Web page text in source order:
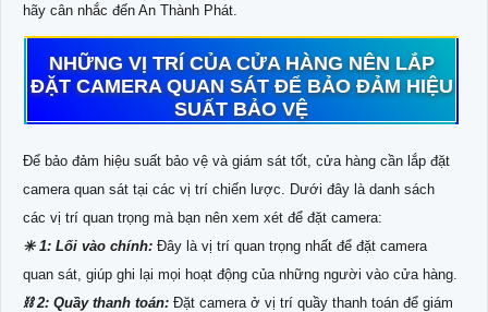
hãy cân nhắc đến An Thành Phát.
NHỮNG VỊ TRÍ CỦA CỬA HÀNG NÊN LẮP
ĐẶT CAMERA QUAN SÁT ĐỂ BẢO ĐẢM HIỆU
SUẤT BẢO VỆ
Để bảo đảm hiệu suất bảo vệ và giám sát tốt, cửa hàng cần lắp đặt
camera quan sát tại các vị trí chiến lược. Dưới đây là danh sách
các vị trí quan trọng mà bạn nên xem xét để đặt camera:
✳️ 1: Lối vào chính: Đây là vị trí quan trọng nhất để đặt camera
quan sát, giúp ghi lại mọi hoạt động của những người vào cửa hàng.
⛓ 2: Quầy thanh toán: Đặt camera ở vị trí quầy thanh toán để giám